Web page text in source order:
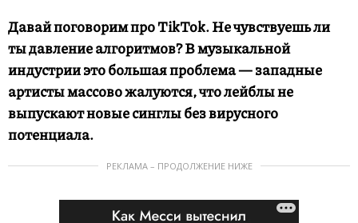
Давай поговорим про TikTok. Не чувствуешь ли
ты давление алгоритмов? В музыкальной
индустрии это большая проблема — западные
артисты массово жалуются, что лейблы не
выпускают новые синглы без вирусного
потенциала.
РЕКЛАМА – ПРОДОЛЖЕНИЕ НИЖЕ